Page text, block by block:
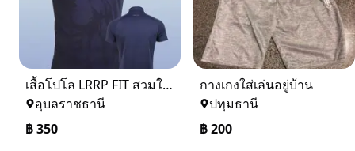
เสื้อโปโล LRRP FIT สวมใส่สบาย
อุบลราชธานี
฿350
กางเกงใส่เล่นอยู่บ้าน
ปทุมธานี
฿200